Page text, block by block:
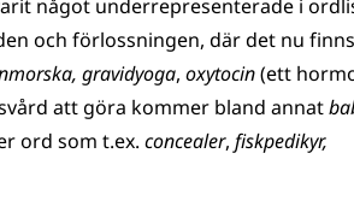
något underrepresenterade i
och förlossningen, där det nu finns
gravidyoga, oxytocin(ett
att göra kommer bland annat
ord som t.ex. concealer, fiskpedikyr,